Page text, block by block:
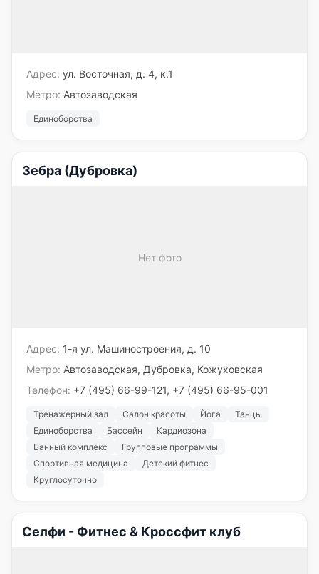
Адрес: ул. Восточная, д. 4, к.1
Метро: Автозаводская
Единоборства
Зебра (Дубровка)
Нет фото
Адрес: 1-я ул. Машиностроения, д. 10
Метро: Автозаводская, Дубровка, Кожуховская
Телефон: +7 (495) 66-99-121, +7 (495) 66-95-001
Тренажерный зал Салон красоты Йога
Танцы
Единоборства
Бассейн
Кардиозона
Банный комплекс
Групповые программы
Спортивная медицина
Детский фитнес
Круглосуточно
Селфи - Фитнес & Кроссфит клуб